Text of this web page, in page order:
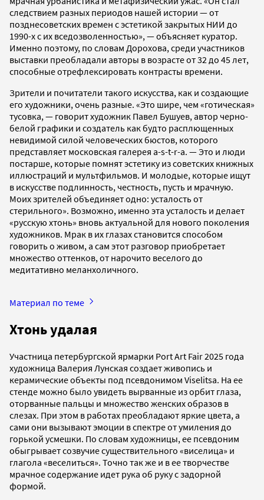
следствием разных периодов нашей истории — от
позднесоветских времен с эстетикой закрытых НИИ до
1990-х с их вседозволенностью», — объясняет куратор.
Именно поэтому, по словам Дорохова, среди участников
выставки преобладали авторы в возрасте от 32 до 45 лет,
способные отрефлексировать контрасты времени.
Зрители и почитатели такого искусства, как и создающие
его художники, очень разные. «Это шире, чем «готическая»
тусовка, — говорит художник Павел Бушуев, автор черно-
белой графики и создатель как будто расплющенных
невидимой силой человеческих бюстов, которого
представляет московская галерея a-s-t-r-a. — Это и люди
постарше, которые помнят эстетику из советских книжных
иллюстраций и мультфильмов. И молодые, которые ищут
в искусстве подлинность, честность, пусть и мрачную.
Моих зрителей объединяет одно: усталость от
стерильного». Возможно, именно эта усталость и делает
«русскую хтонь» вновь актуальной для нового поколения
художников. Мрак в их глазах становится способом
говорить о живом, а сам этот разговор приобретает
множество оттенков, от нарочито веселого до
медитативно меланхоличного.
Материал по теме
Хтонь удалая
Участница петербургской ярмарки Port Art Fair 2025 года
художница Валерия Лунская создает живопись и
керамические объекты под псевдонимом Viselitsa. На ее
стенде можно было увидеть вырванные из орбит глаза,
оторванные пальцы и множество женских образов в
слезах. При этом в работах преобладают яркие цвета, а
сами они вызывают эмоции в спектре от умиления до
горькой усмешки. По словам художницы, ее псевдоним
обыгрывает созвучие существительного «виселица» и
глагола «веселиться». Точно так же и в ее творчестве
мрачное содержание идет рука об руку с задорной
формой.